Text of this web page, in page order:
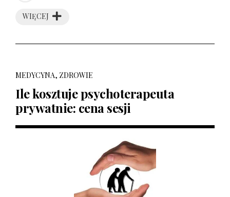
WIĘCEJ
MEDYCYNA, ZDROWIE
Ile kosztuje psychoterapeuta
prywatnie: cena sesji